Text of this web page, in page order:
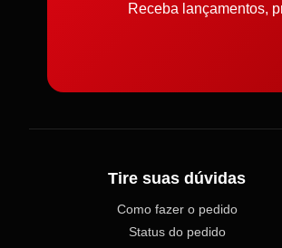
Receba lançamentos,
Tire suas dúvidas
Como fazer o pedido
Status do pedido